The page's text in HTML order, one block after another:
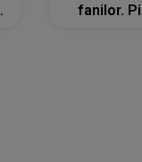
fanilor.